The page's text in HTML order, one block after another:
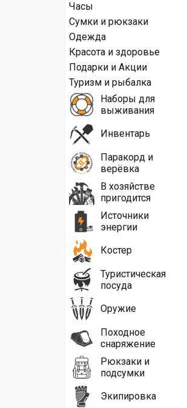
Часы
Сумки и рюкзаки
Одежда
Красота и здоровье
Подарки и Акции
Туризм и рыбалка
Наборы для
выживания
Инвентарь
Паракорд и
верёвка
В хозяйстве
пригодится
Источники
энергии
Костер
Туристическая
посуда
Оружие
Походное
снаряжение
Рюкзаки и
подсумки
Экипировка